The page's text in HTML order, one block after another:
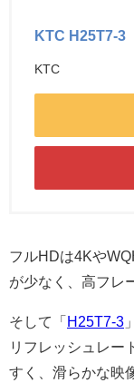
KTC H25T7-3
KTC
フルHDは4Kや
が少なく、高フレ
そして「H25T7-3
リフレッシュレー
すく、滑らかな映